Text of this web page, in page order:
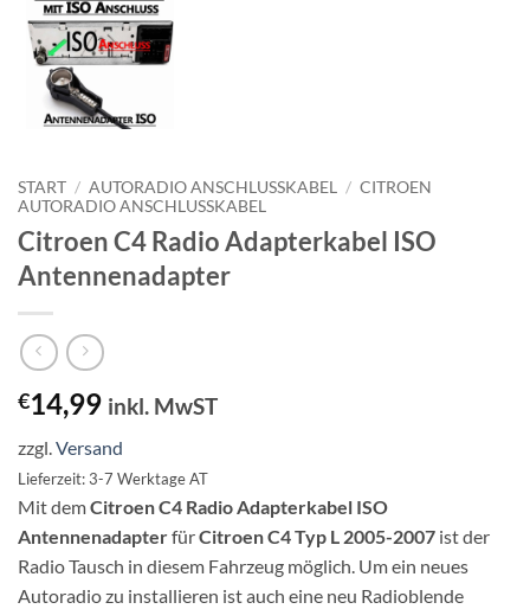
START / AUTORADIO ANSCHLUSSKABEL / CITROEN
AUTORADIO ANSCHLUSSKABEL
Citroen C4 Radio Adapterkabel ISO
Antennenadapter
€14,99 inkl. MwST
zzgl.Versand
Lieferzeit: 3-7 Werktage AT
Mit demCitroen C4 Radio Adapterkabel ISO
AntennenadapterfürCitroen C4 Typ L 2005-2007 ist der
Radio Tausch in diesem Fahrzeug möglich. Um ein neues
Autoradio zu installieren ist auch eine neu Radioblende